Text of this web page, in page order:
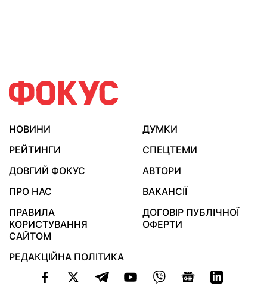
НОВИНИ
ДУМКИ
РЕЙТИНГИ
СПЕЦТЕМИ
ДОВГИЙ ФОКУС
АВТОРИ
ПРО НАС
ВАКАНСІЇ
ПРАВИЛА
КОРИСТУВАННЯ
САЙТОМ
ДОГОВІР ПУБЛІЧНОЇ
ОФЕРТИ
РЕДАКЦІЙНА ПОЛІТИКА